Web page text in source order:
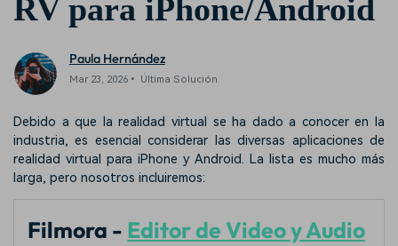
RV para iPhone/Android
Paula Hernández
Mar 23, 2026• Última Solución
Debido a que la realidad virtual se ha dado a conocer en la
industria, es esencial considerar las diversas aplicaciones de
realidad virtual para iPhone y Android. La lista es mucho más
larga, pero nosotros incluiremos:
Filmora - Editor de Video y Audio